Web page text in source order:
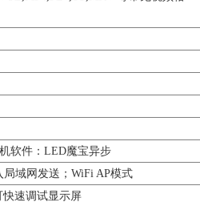
软件：LED魔宝异步
域网发送；WiFi AP模式
速调试显示屏